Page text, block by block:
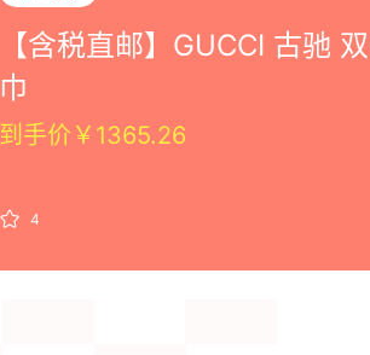
【含税直邮】GUCCI 古驰
巾
到手价￥1365.26
4